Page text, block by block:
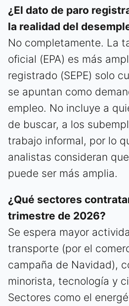
¿El dato de paro
la realidad del
No completamente. La
oficial (EPA) es más
registrado (SEPE) solo
se apuntan como
empleo. No incluye a
de buscar, a los
trabajo informal, por lo
analistas consideran
puede ser más amplia.
¿Qué sectores
trimestre de 2026?
Se espera mayor
transporte (por el
campaña de Navidad),
minorista, tecnología y
Sectores como el